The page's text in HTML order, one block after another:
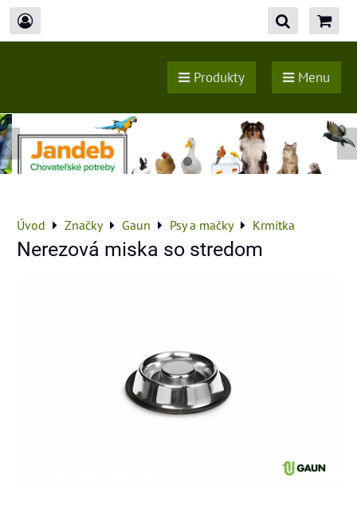
Produkty Menu
Úvod Značky Gaun Psy a mačky Krmítka
Nerezová miska so stredom